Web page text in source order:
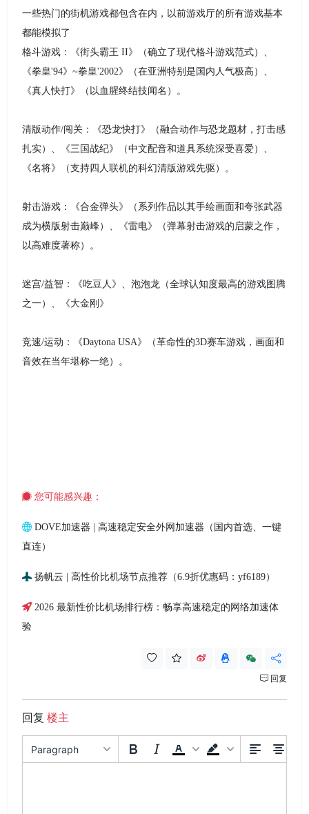
一些热门的街机游戏都包含在内，以前游戏厅的所有游戏基本
都能模拟了
格斗游戏：《街头霸王 II》（确立了现代格斗游戏范式）、
《拳皇'94》~拳皇'2002》（在亚洲特别是国内人气极高）、
《真人快打》（以血腥终结技闻名）。
清版动作/闯关：《恐龙快打》（融合动作与恐龙题材，打击感
扎实）、《三国战纪》（中文配音和道具系统深受喜爱）、
《名将》（支持四人联机的科幻清版游戏先驱）。
射击游戏：《合金弹头》（系列作品以其手绘画面和夸张武器
成为横版射击巅峰）、《雷电》（弹幕射击游戏的启蒙之作，
以高难度著称）。
迷宫/益智：《吃豆人》、泡泡龙（全球认知度最高的游戏图腾
之一）、《大金刚》
竞速/运动：《Daytona USA》（革命性的3D赛车游戏，画面和
音效在当年堪称一绝）。
您可能感兴趣：
DOVE加速器 | 高速稳定安全外网加速器（国内首选、一键
直连）
扬帆云 | 高性价比机场节点推荐（6.9折优惠码：yf6189）
2026 最新性价比机场排行榜：畅享高速稳定的网络加速体
验
回复
回复 楼主
Paragraph